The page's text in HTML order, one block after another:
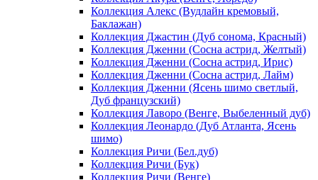
Коллекция Алекс (Вудлайн кремовый,
Баклажан)
Коллекция Джастин (Дуб сонома, Красный)
Коллекция Дженни (Cосна астрид, Желтый)
Коллекция Дженни (Cосна астрид, Ирис)
Коллекция Дженни (Cосна астрид, Лайм)
Коллекция Дженни (Ясень шимо светлый,
Дуб французский)
Коллекция Лаворо (Венге, Выбеленный дуб)
Коллекция Леонардо (Дуб Атланта, Ясень
шимо)
Коллекция Ричи (Бел.дуб)
Коллекция Ричи (Бук)
Коллекция Ричи (Венге)